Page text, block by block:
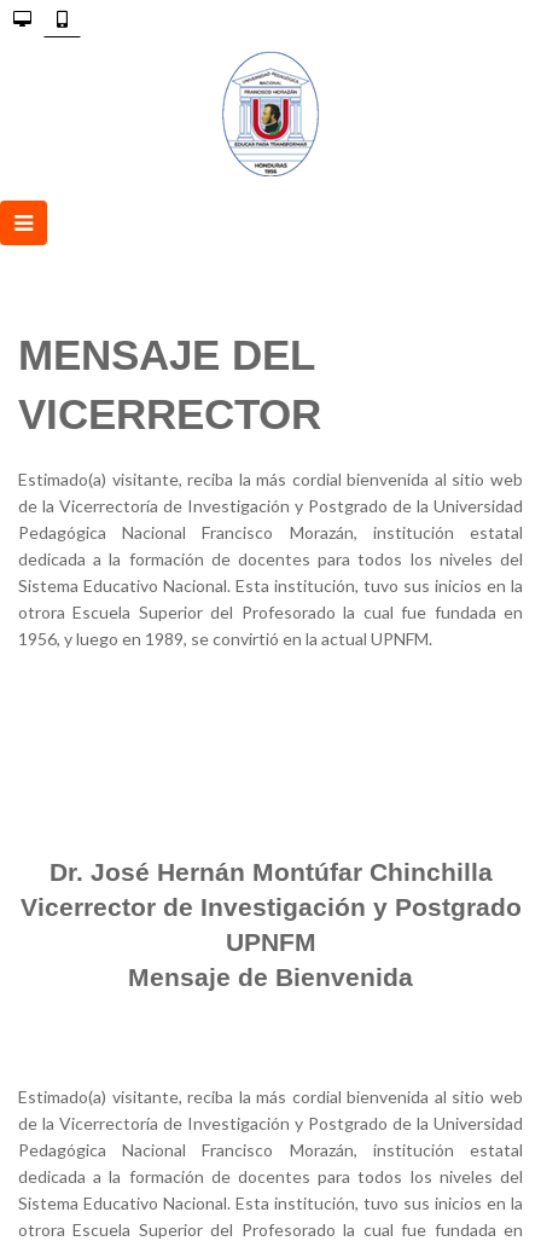
MENSAJE DEL
VICERRECTOR
Estimado(a) visitante, reciba la más cordial bienvenida al sitio web
de la Vicerrectoría de Investigación y Postgrado de la Universidad
Pedagógica Nacional Francisco Morazán, institución estatal
dedicada a la formación de docentes para todos los niveles del
Sistema Educativo Nacional. Esta institución, tuvo sus inicios en la
otrora Escuela Superior del Profesorado la cual fue fundada en
1956, y luego en 1989, se convirtió en la actual UPNFM.
Dr. José Hernán Montúfar Chinchilla
Vicerrector de Investigación y Postgrado
UPNFM
Mensaje de Bienvenida
Estimado(a) visitante, reciba la más cordial bienvenida al sitio web
de la Vicerrectoría de Investigación y Postgrado de la Universidad
Pedagógica Nacional Francisco Morazán, institución estatal
dedicada a la formación de docentes para todos los niveles del
Sistema Educativo Nacional. Esta institución, tuvo sus inicios en la
otrora Escuela Superior del Profesorado la cual fue fundada en